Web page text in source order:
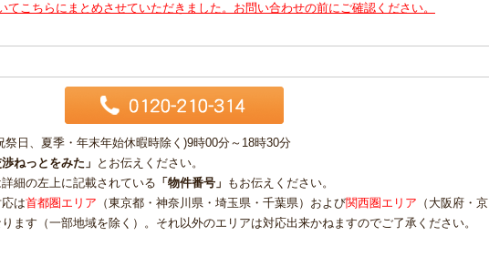
てこちらにまとめさせていただきました。お問い合わせの前にご確認ください。
日、夏季・年末年始休暇時除く)9時00分～18時30分
渉ねっとをみた」 とお伝えください。
細の左上に記載されている 「物件番号」 もお伝えください。
は首都圏エリア （東京都・神奈川県・埼玉県・千葉県）および関西圏エリア （大阪府・京
ます（一部地域を除く）。それ以外のエリアは対応出来かねますのでご了承ください。